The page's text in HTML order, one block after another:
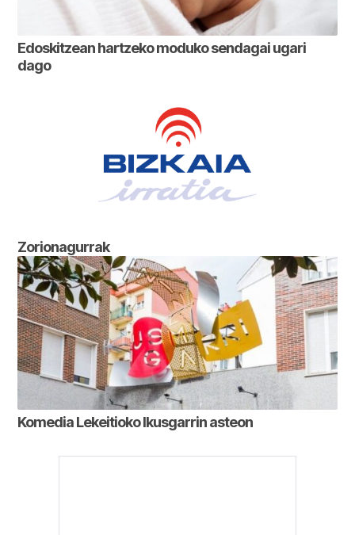
Edoskitzean hartzeko moduko sendagai ugari
dago
Zorionagurrak
Komedia Lekeitioko Ikusgarrin asteon